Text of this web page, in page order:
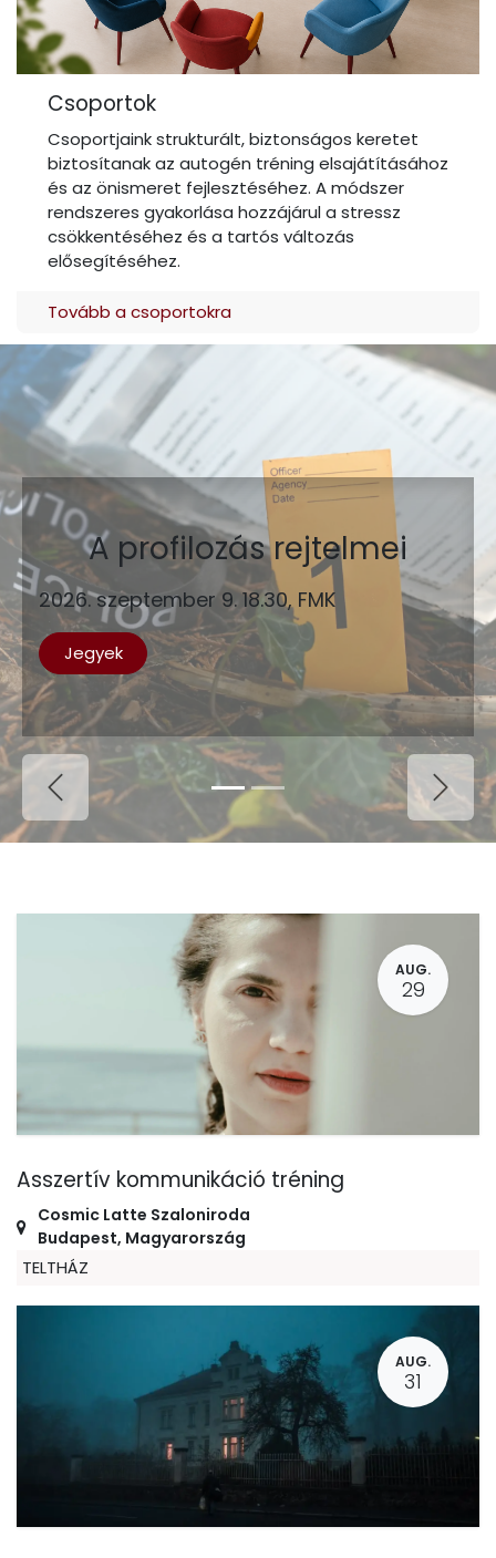
Csoportok
Csoportjaink strukturált, biztonságos keretet
biztosítanak az autogén tréning elsajátításához
és az önismeret fejlesztéséhez. A módszer
rendszeres gyakorlása hozzájárul a stressz
csökkentéséhez és a tartós változás
elősegítéséhez.
Tovább a csoportokra
A profilozás rejtelmei
2026. szeptember 9. 18.30, FMK
Jegyek
Previous Next
AUG.
29
Asszertív kommunikáció tréning
Cosmic Latte Szaloniroda
Budapest, Magyarország
TELTHÁZ
AUG.
31